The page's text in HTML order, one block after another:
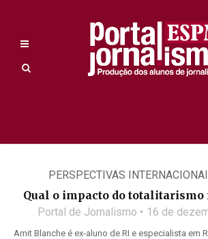
PERSPECTIVAS
Qual o impacto do totalitarismo
Portal de Jornalismo 16 de
Amit Blanche é ex-aluno de RI e especialista em